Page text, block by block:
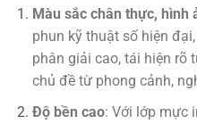
Màu sắc chân thực, hình
phun kỹ thuật số hiện
phân giải cao, tái hiện rõ
chủ đề từ phong cảnh,
Độ bền cao: Với lớp mực